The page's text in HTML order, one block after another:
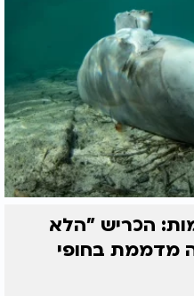
הכריש "הלא
מדממת בחופי